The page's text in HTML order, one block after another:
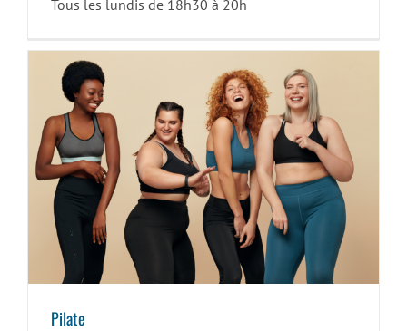
Tous les lundis de 18h30 à 20h
Pilate
Pilate